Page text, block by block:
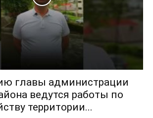
главы администрации
ведутся работы по
территории...